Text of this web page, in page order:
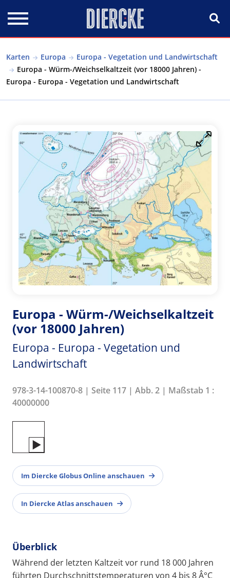
Karten Europa
Europa - Vegetation und Landwirtschaft
Europa - Würm-/Weichselkaltzeit (vor 18000 Jahren) -
Europa - Europa - Vegetation und Landwirtschaft
Europa - Würm-/Weichselkaltzeit
(vor 18000 Jahren)
Europa - Europa - Vegetation und
Landwirtschaft
978-3-14-100870-8 | Seite 117 | Abb. 2 | Maßstab 1 :
40000000
Im Diercke Globus Online anschauen
In Diercke Atlas anschauen
Überblick
Während der letzten Kaltzeit vor rund 18 000 Jahren
führten Durchschnittstemperaturen von 4 bis 8 Â°C